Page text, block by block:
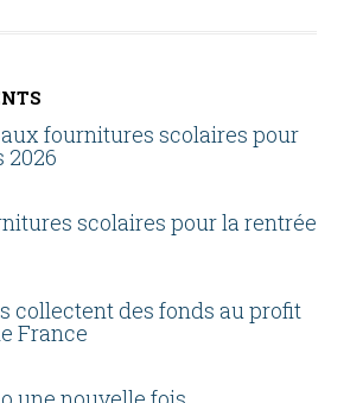
aux fournitures scolaires pour
2026
scolaires pour la rentrée
collectent des fonds au profit
France